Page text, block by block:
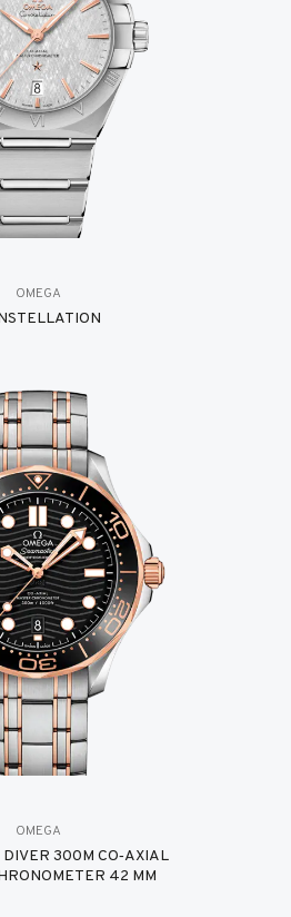
OMEGA
OMEGA
300M CO‑AXIAL
42 MM